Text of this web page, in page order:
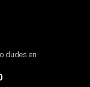
dudes en